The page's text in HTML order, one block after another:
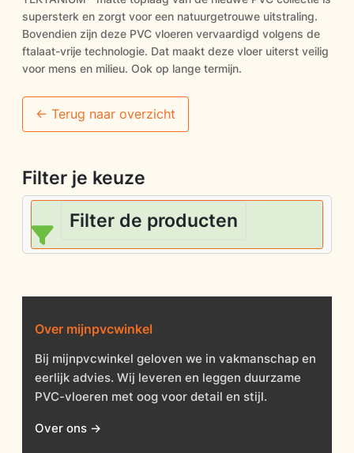
Filter je keuze
Filter de producten
supersterk en zorgt voor een natuurgetrouwe uitstraling.
Bovendien zijn deze PVC vloeren vervaardigd volgens de
ftalaat-vrije technologie. Dat maakt deze vloer uiterst veilig
voor mens en milieu. Ook op lange termijn.
<- Terug naar overzicht
Over mijnpvcwinkel
Bij mijnpvcwinkel geloven we in vakmanschap en
eerlijk advies. Wij leveren en leggen duurzame
PVC-vloeren met oog voor detail en stijl.
Over ons →